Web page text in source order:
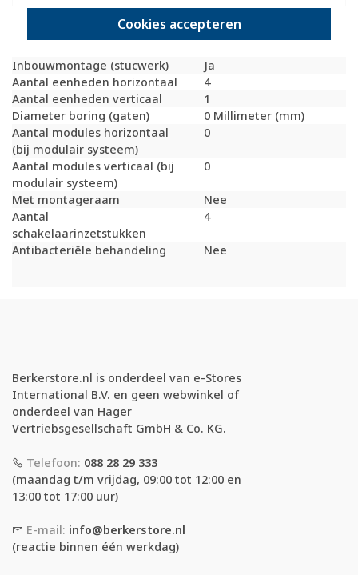
Cookies accepteren
inbouwinstallatie (geen
Inbouwmontage (stucwerk)
Ja
Aantal eenheden horizontaal
4
Aantal eenheden verticaal
1
Diameter boring (gaten)
0 Millimeter (mm)
Aantal modules horizontaal
(bij modulair systeem)
0
Aantal modules verticaal (bij
modulair systeem)
0
Met montageraam
Nee
Aantal
schakelaarinzetstukken
4
Antibacteriële behandeling Nee
Berkerstore.nl is onderdeel van e-Stores
International B.V. en geen webwinkel of
onderdeel van Hager
Vertriebsgesellschaft GmbH & Co. KG.
Telefoon: 088 28 29 333
(maandag t/m vrijdag, 09:00 tot 12:00 en
13:00 tot 17:00 uur)
E-mail: info@berkerstore.nl
(reactie binnen één werkdag)